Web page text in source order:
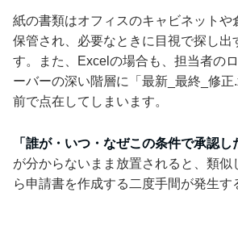
紙の書類はオフィスのキャビネットや
保管され、必要なときに目視で探し出
す。また、Excelの場合も、担当者の
ーバーの深い階層に「最新_最終_修正
前で点在してしまいます。
「誰が・いつ・なぜこの条件で承認し
が分からないまま放置されると、類似
ら申請書を作成する二度手間が発生す